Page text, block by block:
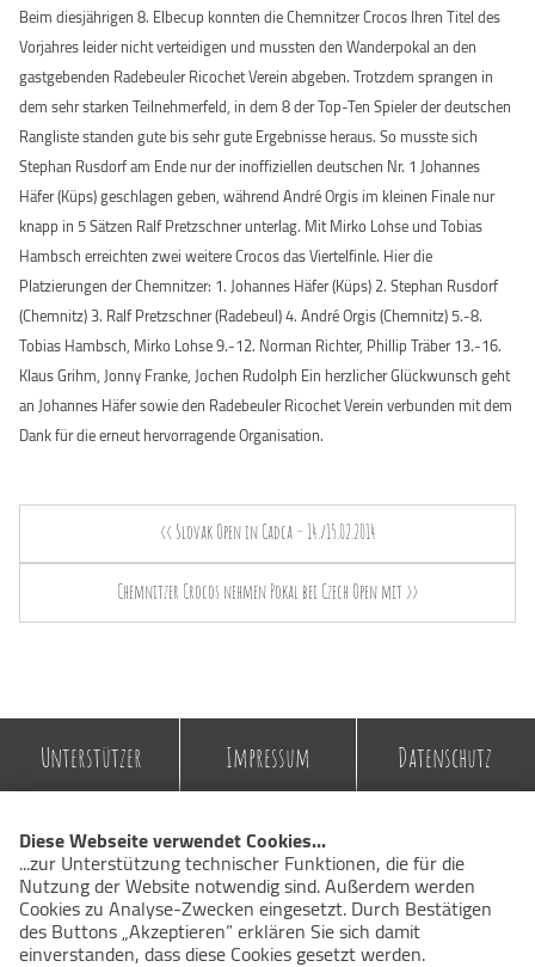
Beim diesjährigen 8. Elbecup konnten die Chemnitzer Crocos Ihren Titel des
Vorjahres leider nicht verteidigen und mussten den Wanderpokal an den
gastgebenden Radebeuler Ricochet Verein abgeben. Trotzdem sprangen in
dem sehr starken Teilnehmerfeld, in dem 8 der Top-Ten Spieler der deutschen
Rangliste standen gute bis sehr gute Ergebnisse heraus. So musste sich
Stephan Rusdorf am Ende nur der inoffiziellen deutschen Nr. 1 Johannes
Häfer (Küps) geschlagen geben, während André Orgis im kleinen Finale nur
knapp in 5 Sätzen Ralf Pretzschner unterlag. Mit Mirko Lohse und Tobias
Hambsch erreichten zwei weitere Crocos das Viertelfinle. Hier die
Platzierungen der Chemnitzer: 1. Johannes Häfer (Küps) 2. Stephan Rusdorf
(Chemnitz) 3. Ralf Pretzschner (Radebeul) 4. André Orgis (Chemnitz) 5.-8.
Tobias Hambsch, Mirko Lohse 9.-12. Norman Richter, Phillip Träber 13.-16.
Klaus Grihm, Jonny Franke, Jochen Rudolph Ein herzlicher Glückwunsch geht
an Johannes Häfer sowie den Radebeuler Ricochet Verein verbunden mit dem
Dank für die erneut hervorragende Organisation.
<< Slovak Open in Cadca – 14./15.02.2014
Chemnitzer Crocos nehmen Pokal bei Czech Open mit >>
Unterstützer Impressum Datenschutz
© 2026 Chemnitzer Ricochet Club e.V.
Diese Webseite verwendet Cookies...
...zur Unterstützung technischer Funktionen, die für die
Nutzung der Website notwendig sind. Außerdem werden
Cookies zu Analyse-Zwecken eingesetzt. Durch Bestätigen
des Buttons „Akzeptieren” erklären Sie sich damit
einverstanden, dass diese Cookies gesetzt werden.